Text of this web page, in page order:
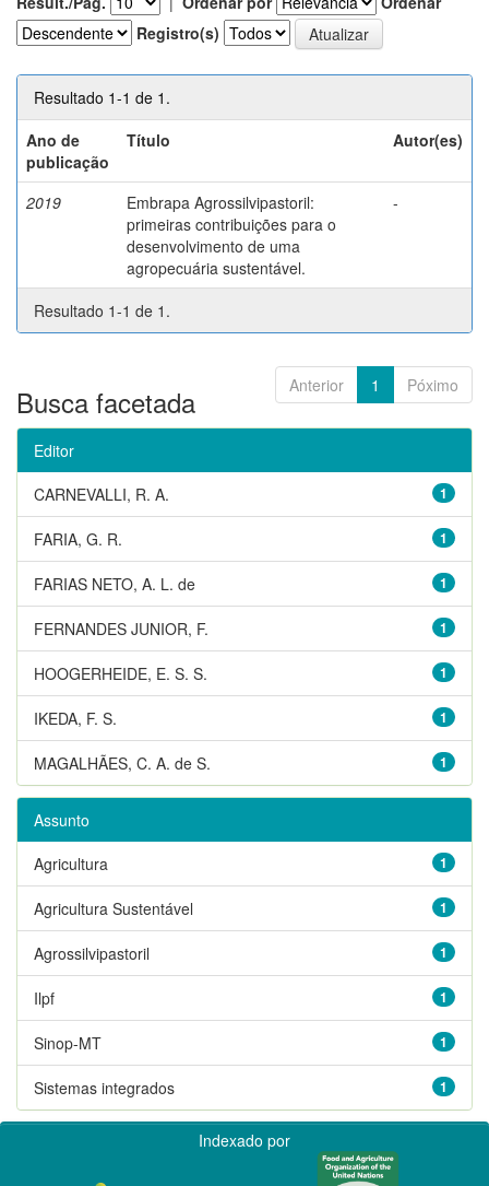
Registro(s)
Resultado 1-1 de 1.
Ano de
publicação
Título Autor(es)
2019
Embrapa Agrossilvipastoril:
primeiras contribuições para o
desenvolvimento de uma
agropecuária sustentável.
-
Resultado 1-1 de 1.
Anterior 1 Póximo
Busca facetada
Editor
1
CARNEVALLI, R. A.
1
FARIA, G. R.
1
FARIAS NETO, A. L. de
1
FERNANDES JUNIOR, F.
1
HOOGERHEIDE, E. S. S.
1
IKEDA, F. S.
1
MAGALHÃES, C. A. de S.
Assunto
1
Agricultura
1
Agricultura Sustentável
1
Agrossilvipastoril
1
Ilpf
1
Sinop-MT
1
Sistemas integrados
Indexado por